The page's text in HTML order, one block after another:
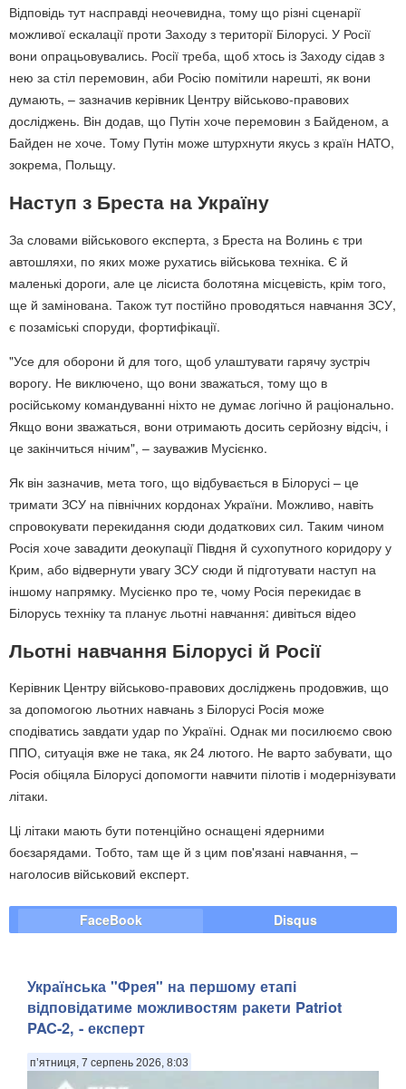
Відповідь тут насправді неочевидна, тому що різні сценарії
можливої ескалації проти Заходу з території Білорусі. У Росії
вони опрацьовувались. Росії треба, щоб хтось із Заходу сідав з
нею за стіл перемовин, аби Росію помітили нарешті, як вони
думають, – зазначив керівник Центру військово-правових
досліджень. Він додав, що Путін хоче перемовин з Байденом, а
Байден не хоче. Тому Путін може штурхнути якусь з країн НАТО,
зокрема, Польщу.
Наступ з Бреста на Україну
За словами військового експерта, з Бреста на Волинь є три
автошляхи, по яких може рухатись військова техніка. Є й
маленькі дороги, але це лісиста болотяна місцевість, крім того,
ще й замінована. Також тут постійно проводяться навчання ЗСУ,
є позаміські споруди, фортифікації.
"Усе для оборони й для того, щоб улаштувати гарячу зустріч
ворогу. Не виключено, що вони зважаться, тому що в
російському командуванні ніхто не думає логічно й раціонально.
Якщо вони зважаться, вони отримають досить серйозну відсіч, і
це закінчиться нічим", – зауважив Мусієнко.
Як він зазначив, мета того, що відбувається в Білорусі – це
тримати ЗСУ на північних кордонах України. Можливо, навіть
спровокувати перекидання сюди додаткових сил. Таким чином
Росія хоче завадити деокупації Півдня й сухопутного коридору у
Крим, або відвернути увагу ЗСУ сюди й підготувати наступ на
іншому напрямку. Мусієнко про те, чому Росія перекидає в
Білорусь техніку та планує льотні навчання: дивіться відео
Льотні навчання Білорусі й Росії
Керівник Центру військово-правових досліджень продовжив, що
за допомогою льотних навчань з Білорусі Росія може
сподіватись завдати удар по Україні. Однак ми посилюємо свою
ППО, ситуація вже не така, як 24 лютого. Не варто забувати, що
Росія обіцяла Білорусі допомогти навчити пілотів і модернізувати
літаки.
Ці літаки мають бути потенційно оснащені ядерними
боєзарядами. Тобто, там ще й з цим пов'язані навчання, –
наголосив військовий експерт.
FaceBook Disqus
Українська "Фрея" на першому етапі
відповідатиме можливостям ракети Patriot
PAC-2, - експерт
п’ятниця, 7 серпень 2026, 8:03